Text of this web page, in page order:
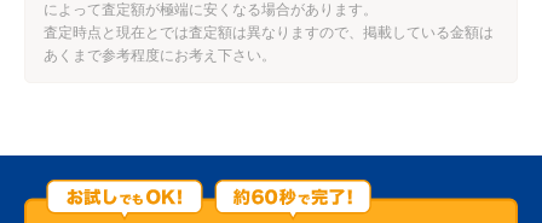
によって査定額が極端に安くなる場合があります。
査定時点と現在とでは査定額は異なりますので、掲載している金額は
あくまで参考程度にお考え下さい。